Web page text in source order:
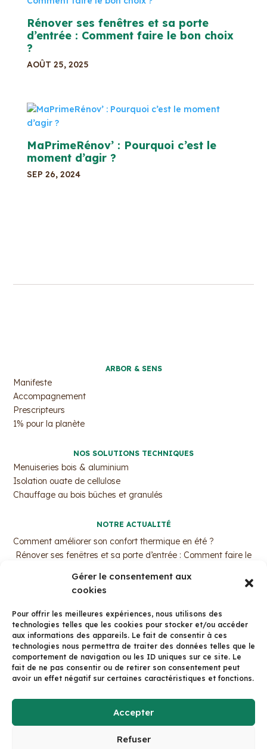
Gérer le consentement aux
cookies
Pour offrir les meilleures expériences, nous utilisons des
technologies telles que les cookies pour stocker et/ou accéder
aux informations des appareils. Le fait de consentir à ces
technologies nous permettra de traiter des données telles que le
comportement de navigation ou les ID uniques sur ce site. Le
fait de ne pas consentir ou de retirer son consentement peut
avoir un effet négatif sur certaines caractéristiques et fonctions.
Accepter
Refuser
Rénover ses fenêtres et sa porte
d’entrée : Comment faire le bon choix
?
AOÛT 25, 2025
MaPrimeRénov’ : Pourquoi c’est le
moment d’agir ?
SEP 26, 2024
ARBOR & SENS
Manifeste
Accompagnement
Prescripteurs
1% pour la planète
NOS SOLUTIONS TECHNIQUES
Menuiseries bois & aluminium
Isolation ouate de cellulose
Chauffage au bois bûches et granulés
NOTRE ACTUALITÉ
Comment améliorer son confort thermique en été ?
Rénover ses fenêtres et sa porte d’entrée : Comment faire le
MaPrimeRénov’ : Pourquoi c’est le moment d’agir ?
Trouvez votre professionnel de l’isolation par ouate de
cellulose !
La fenêtre bois aluminium avec Arbor&Sens
CONTACT
125 Av. du Dr Valois, 38500 Voiron
Tél: 04 58 15 01 01